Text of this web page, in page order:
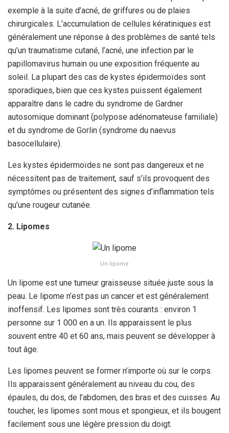
exemple à la suite d’acné, de griffures ou de plaies
chirurgicales. L’accumulation de cellules kératiniques est
généralement une réponse à des problèmes de santé tels
qu’un traumatisme cutané, l’acné, une infection par le
papillomavirus humain ou une exposition fréquente au
soleil. La plupart des cas de kystes épidermoïdes sont
sporadiques, bien que ces kystes puissent également
apparaître dans le cadre du syndrome de Gardner
autosomique dominant (polypose adénomateuse familiale)
et du syndrome de Gorlin (syndrome du naevus
basocellulaire).
Les kystes épidermoïdes ne sont pas dangereux et ne
nécessitent pas de traitement, sauf s’ils provoquent des
symptômes ou présentent des signes d’inflammation tels
qu’une rougeur cutanée.
2. Lipomes
Un lipome
Un lipome est une tumeur graisseuse située juste sous la
peau. Le lipome n’est pas un cancer et est généralement
inoffensif. Les lipomes sont très courants : environ 1
personne sur 1 000 en a un. Ils apparaissent le plus
souvent entre 40 et 60 ans, mais peuvent se développer à
tout âge.
Les lipomes peuvent se former n’importe où sur le corps.
Ils apparaissent généralement au niveau du cou, des
épaules, du dos, de l’abdomen, des bras et des cuisses. Au
toucher, les lipomes sont mous et spongieux, et ils bougent
facilement sous une légère pression du doigt.